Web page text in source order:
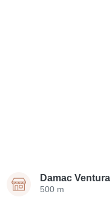
Damac Ventura
500 m